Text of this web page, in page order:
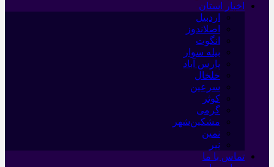
اخبار استان
اردبیل
اصلاندوز
انگوت
بیله سوار
پارس آباد
خلخال
سرعین
کوثر
گرمی
مشکین‌شهر
نمین
نیر
تماس با ما